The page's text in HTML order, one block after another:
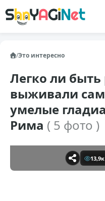
/Это интересно
Легко ли
выживали
умелые
Рима ( 5 фото )
13,9к